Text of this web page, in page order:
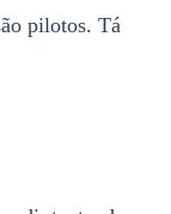
pilotos. Tá